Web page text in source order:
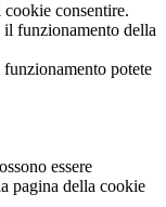
cookie consentire.
il funzionamento della
potete
essere
pagina della cookie